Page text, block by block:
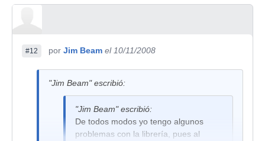
#12 por Jim Beam el 10/11/2008
"Jim Beam" escribió:
"Jim Beam" escribió:
De todos modos yo tengo algunos
problemas con la librería, pues al